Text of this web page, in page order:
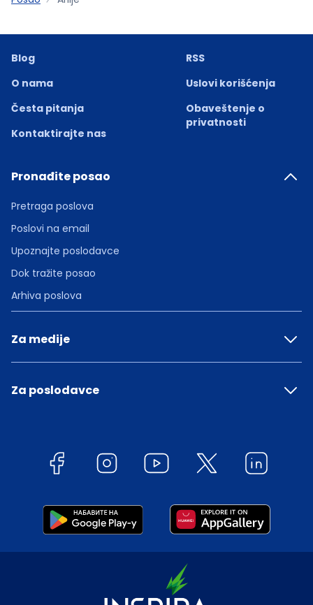
Blog
O nama
Česta pitanja
Kontaktirajte nas
RSS
Uslovi korišćenja
Obaveštenje o
privatnosti
Pronađite posao
Pretraga poslova
Poslovi na email
Upoznajte poslodavce
Dok tražite posao
Arhiva poslova
Za medije
Za poslodavce